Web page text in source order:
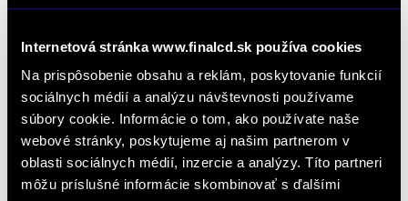
Internetová stránka www.finalcd.sk používa cookies
Na prispôsobenie obsahu a reklám, poskytovanie funkcií
sociálnych médií a analýzu návštevnosti používame
súbory cookie. Informácie o tom, ako používate naše
webové stránky, poskytujeme aj našim partnerom v
oblasti sociálnych médií, inzercie a analýzy. Títo partneri
môžu príslušné informácie skombinovať s ďalšími
Objednať servis
Objednať testovaciu jazdu